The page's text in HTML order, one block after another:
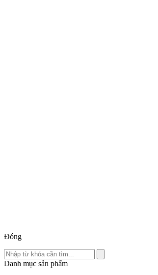
Đóng
Danh mục sản phẩm